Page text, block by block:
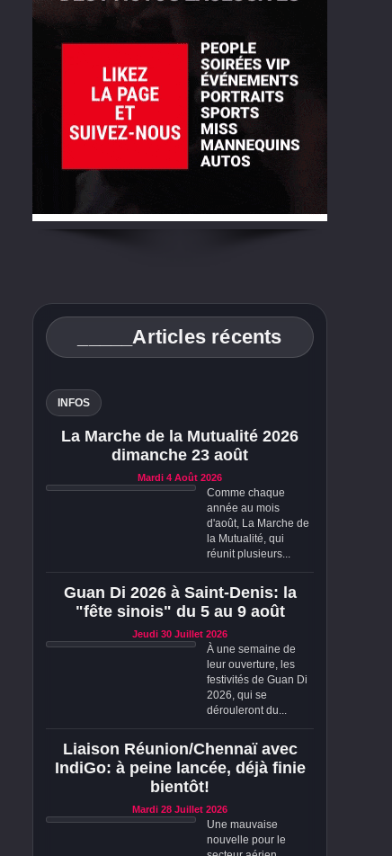
_____Articles récents
INFOS
La Marche de la Mutualité 2026
dimanche 23 août
Mardi 4 Août 2026
Comme chaque
année au mois
d'août, La Marche de
la Mutualité, qui
réunit plusieurs...
Guan Di 2026 à Saint-Denis: la
"fête sinois" du 5 au 9 août
Jeudi 30 Juillet 2026
À une semaine de
leur ouverture, les
festivités de Guan Di
2026, qui se
dérouleront du...
Liaison Réunion/Chennaï avec
IndiGo: à peine lancée, déjà finie
bientôt!
Mardi 28 Juillet 2026
Une mauvaise
nouvelle pour le